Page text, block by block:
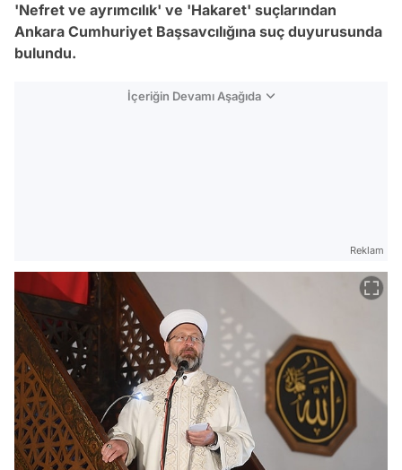
'Nefret ve ayrımcılık' ve 'Hakaret' suçlarından
Ankara Cumhuriyet Başsavcılığına suç duyurusunda
bulundu.
İçeriğin Devamı Aşağıda
Reklam